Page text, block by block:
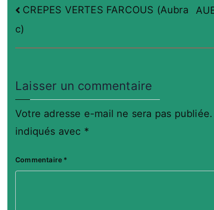
Navigation
de
l’article
CREPES VERTES FARCOUS (Aubra
c)
Laisser un commentaire
Votre adresse e-mail ne sera pas publiée.
indiqués avec *
Commentaire *